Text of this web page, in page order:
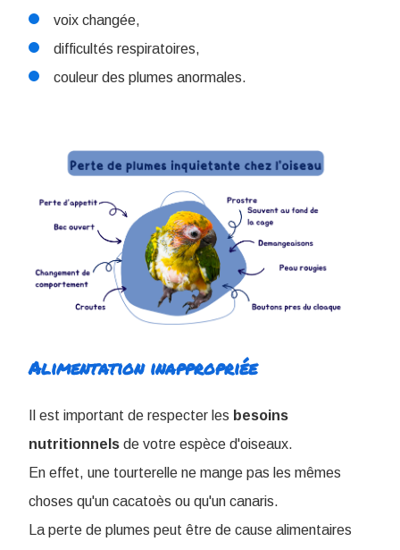
voix changée,
difficultés respiratoires,
couleur des plumes anormales.
Alimentation inappropriée
Il est important de respecter les besoins
nutritionnels de votre espèce d'oiseaux.
En effet, une tourterelle ne mange pas les mêmes
choses qu'un cacatoès ou qu'un canaris.
La perte de plumes peut être de cause alimentaires